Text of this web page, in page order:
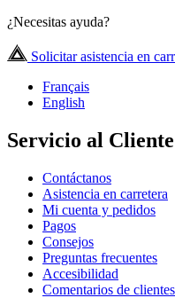
¿Necesitas ayuda?
Solicitar asistencia en
Français
English
Servicio al Cliente
Contáctanos
Asistencia en carretera
Mi cuenta y pedidos
Pagos
Consejos
Preguntas frecuentes
Accesibilidad
Comentarios de clientes